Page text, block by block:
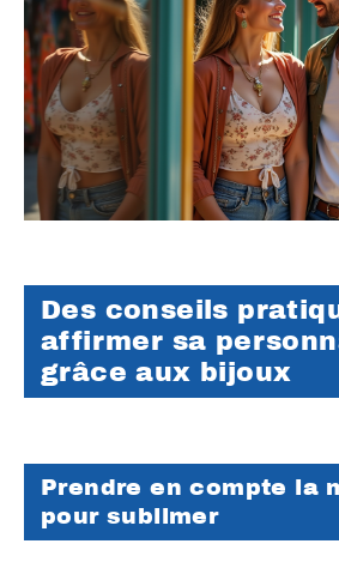
Des conseils
affirmer sa
grâce aux bijoux
Prendre en compte la
pour sublimer